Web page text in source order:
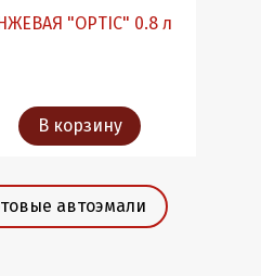
"OPTIC" 0.8 л
В корзину
автоэмали